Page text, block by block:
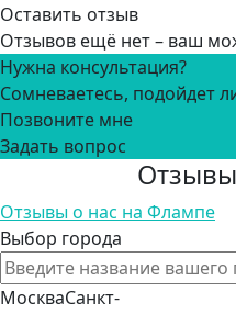
Оставить отзыв
Отзывов ещё нет – ваш
Нужна консультация?
Сомневаетесь, подойдет
Позвоните мне
Задать вопрос
Отзывы о нас на Флампе
Выбор города
МоскваСанкт-